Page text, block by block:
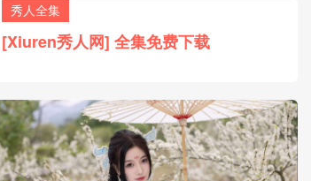
秀人全集
[Xiuren秀人网] 全集免费下载